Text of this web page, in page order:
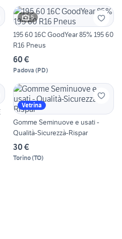
5
195 60 16C GoodYear 85% 195 60
R16 Pneus
60 €
Padova (PD)
Vetrina
Gomme Seminuove e usati -
Qualità-Sicurezzà-Rispar
30 €
Torino(TO)